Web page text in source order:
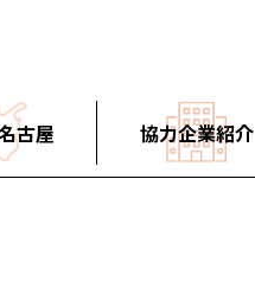
古屋 協力企業紹介